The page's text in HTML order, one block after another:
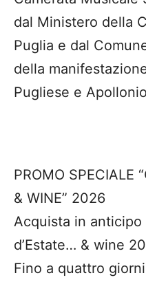
dal Ministero della
Puglia e dal
della
Pugliese e
PROMO SPECIALE
& WINE” 2026
Acquista in
d’Estate… & wine
Fino a quattro